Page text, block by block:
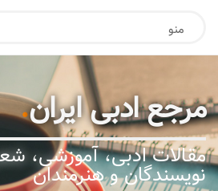
منو
مرجع ادبی ایران.
مقالات ادبی، آموزشی،
نویسندگان و هنرمندان